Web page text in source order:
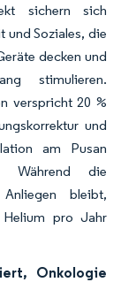
sichern sich
und Soziales, die
decken und
stimulieren.
verspricht 20 %
und
am Pusan
Während die
bleibt,
pro Jahr
Onkologie